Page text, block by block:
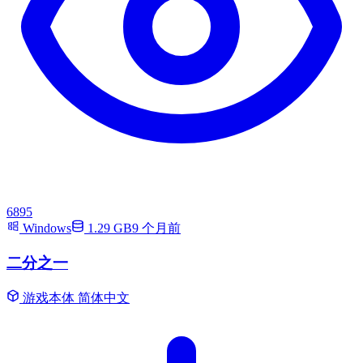
6895
Windows
1.29 GB9 个月前
二分之一
游戏本体 简体中文